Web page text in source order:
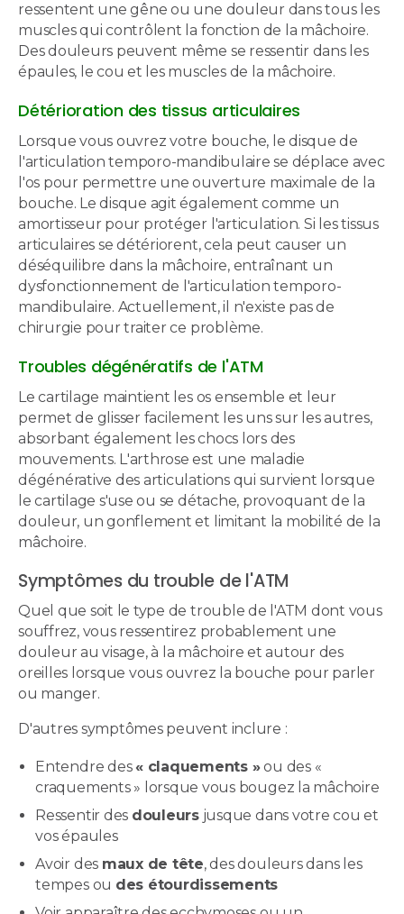
ressentent une gêne ou une douleur dans tous les
muscles qui contrôlent la fonction de la mâchoire.
Des douleurs peuvent même se ressentir dans les
épaules, le cou et les muscles de la mâchoire.
Détérioration des tissus articulaires
Lorsque vous ouvrez votre bouche, le disque de
l'articulation temporo-mandibulaire se déplace avec
l'os pour permettre une ouverture maximale de la
bouche. Le disque agit également comme un
amortisseur pour protéger l'articulation. Si les tissus
articulaires se détériorent, cela peut causer un
déséquilibre dans la mâchoire, entraînant un
dysfonctionnement de l'articulation temporo-
mandibulaire. Actuellement, il n'existe pas de
chirurgie pour traiter ce problème.
Troubles dégénératifs de l'ATM
Le cartilage maintient les os ensemble et leur
permet de glisser facilement les uns sur les autres,
absorbant également les chocs lors des
mouvements. L'arthrose est une maladie
dégénérative des articulations qui survient lorsque
le cartilage s'use ou se détache, provoquant de la
douleur, un gonflement et limitant la mobilité de la
mâchoire.
Symptômes du trouble de l'ATM
Quel que soit le type de trouble de l'ATM dont vous
souffrez, vous ressentirez probablement une
douleur au visage, à la mâchoire et autour des
oreilles lorsque vous ouvrez la bouche pour parler
ou manger.
D'autres symptômes peuvent inclure :
Entendre des « claquements »ou des «
craquements » lorsque vous bougez la mâchoire
Ressentir des douleursjusque dans votre cou et
vos épaules
Avoir des maux de tête, des douleurs dans les
tempes ou des étourdissements